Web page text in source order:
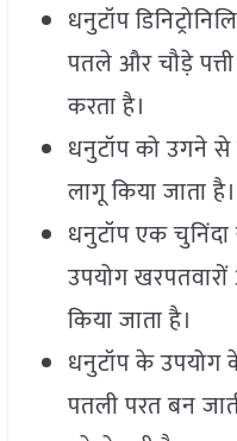
धनुटॉप
पतले और चौड़े पत्ती
करता है।
धनुटॉप को उगने से
लागू किया जाता है।
धनुटॉप एक
उपयोग
किया जाता है।
धनुटॉप के उपयोग
पतली परत बन